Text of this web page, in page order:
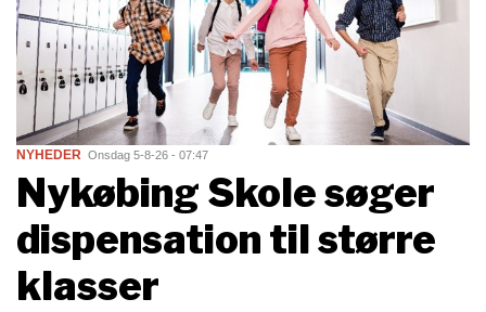
NYHEDER Onsdag 5-8-26 - 07:47
Nykøbing Skole søger
dispensation til større
klasser